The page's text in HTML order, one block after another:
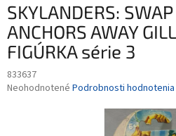
SKYLANDERS: SWAP
ANCHORS AWAY
FIGÚRKA série 3
833637
Priemerné
Neohodnotené Podrobnosti hodnotenia